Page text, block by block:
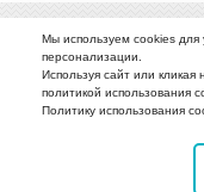
О компании Каталог
Мы используем cookies
персонализации.
Используя сайт или
политикой использования
Политику использования